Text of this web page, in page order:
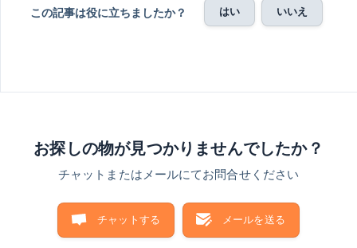
この記事は役に立ちましたか？ はい いいえ
お探しの物が見つかりませんでしたか？
チャットまたはメールにてお問合せください
チャットする メールを送る